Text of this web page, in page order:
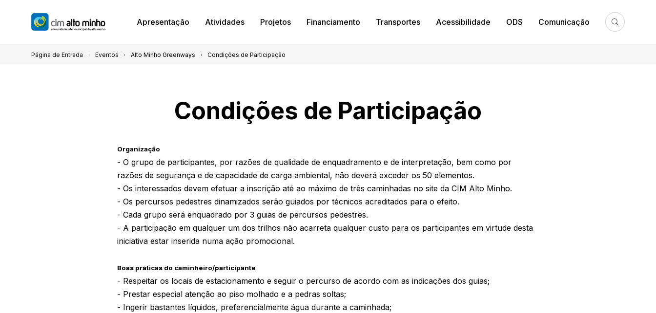
Apresentação Atividades Projetos Financiamento Transportes Acessibilidade ODS Comunicação
Página de Entrada Eventos Alto Minho Greenways Condições de Participação
Condições de Participação
Organização
- O grupo de participantes, por razões de qualidade de enquadramento e de interpretação, bem como por
razões de segurança e de capacidade de carga ambiental, não deverá exceder os 50 elementos.
- Os interessados devem efetuar a inscrição até ao máximo de três caminhadas no site da CIM Alto Minho.
- Os percursos pedestres dinamizados serão guiados por técnicos acreditados para o efeito.
- Cada grupo será enquadrado por 3 guias de percursos pedestres.
- A participação em qualquer um dos trilhos não acarreta qualquer custo para os participantes em virtude desta
iniciativa estar inserida numa ação promocional.
Boas práticas do caminheiro/participante
- Respeitar os locais de estacionamento e seguir o percurso de acordo com as indicações dos guias;
- Prestar especial atenção ao piso molhado e a pedras soltas;
- Ingerir bastantes líquidos, preferencialmente água durante a caminhada;